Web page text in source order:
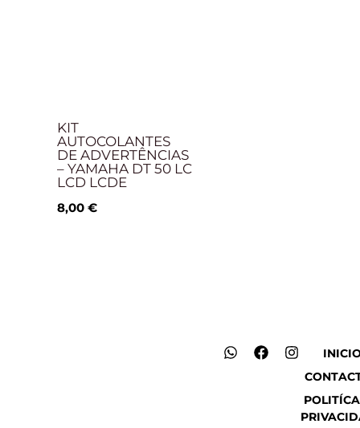
KIT
AUTOCOLANTES
DE ADVERTÊNCIAS
– YAMAHA DT 50 LC
LCD LCDE
8,00 €
W
F
I